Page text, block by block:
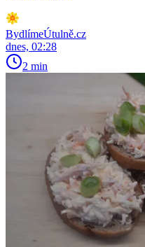
BydlímeÚtulně.cz
dnes, 02:28
2 min